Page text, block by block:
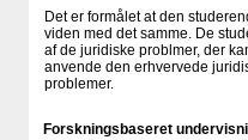
Det er formålet at den
viden med det samme. De
af de juridiske problmer, der
anvende den erhvervede
problemer.
Forskningsbaseret